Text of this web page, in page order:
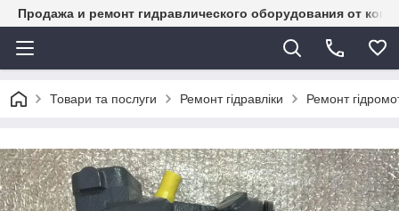
Продажа и ремонт гидравлического оборудования от
Товари та послуги Ремонт гідравліки Ремонт